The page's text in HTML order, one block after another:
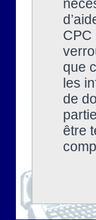
CPC
que
les
de
être